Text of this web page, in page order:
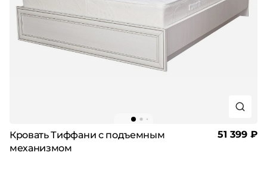
Кровать Тиффани с подъемным
механизмом
51 399 ₽